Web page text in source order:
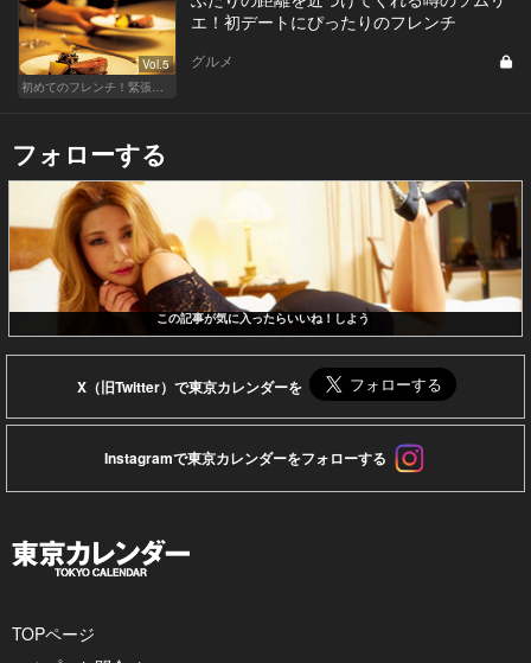
Vol.5
初めてのフレンチ！緊張せずに楽しめる人気店
エ！初デートにぴったりのフレンチ
グルメ
フォローする
この記事が気に入ったらいいね！しよう
X（旧Twitter）で東京カレンダーを
Instagramで東京カレンダーをフォローする
TOPページ